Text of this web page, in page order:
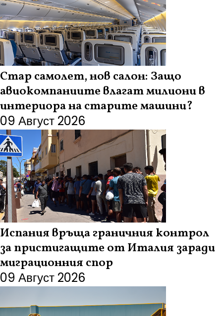
Стар самолет, нов салон: Защо
авиокомпаниите влагат милиони в
интериора на старите машини?
09 Август 2026
Испания връща граничния контрол
за пристигащите от Италия заради
миграционния спор
09 Август 2026